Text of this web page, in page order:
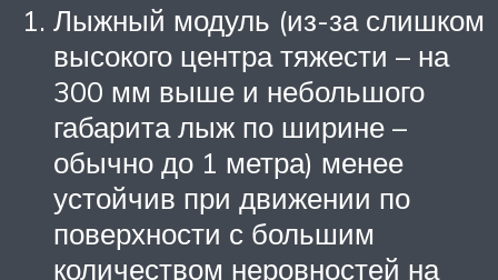
Лыжный модуль (из-за слишком
высокого центра тяжести – на
300 мм выше и небольшого
габарита лыж по ширине –
обычно до 1 метра) менее
устойчив при движении по
поверхности с большим
количеством неровностей на